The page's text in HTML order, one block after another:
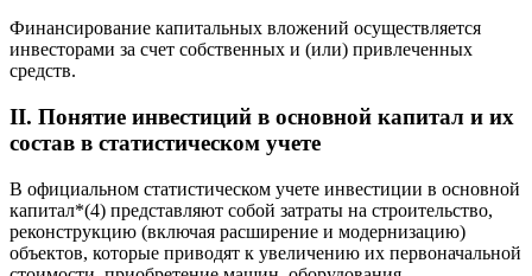
Финансирование капитальных вложений осуществляется
инвесторами за счет собственных и (или) привлеченных
средств.
II. Понятие инвестиций в основной капитал и их
состав в статистическом учете
В официальном статистическом учете инвестиции в основной
капитал*(4) представляют собой затраты на строительство,
реконструкцию (включая расширение и модернизацию)
объектов, которые приводят к увеличению их первоначальной